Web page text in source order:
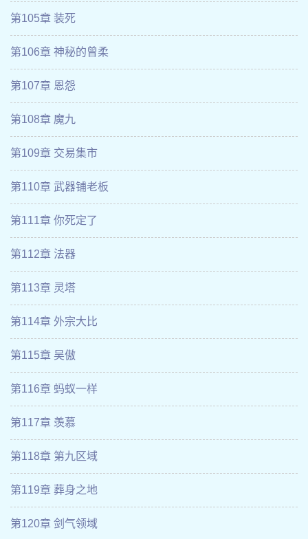
第105章 装死
第106章 神秘的曾柔
第107章 恩怨
第108章 魔九
第109章 交易集市
第110章 武器铺老板
第111章 你死定了
第112章 法器
第113章 灵塔
第114章 外宗大比
第115章 吴傲
第116章 蚂蚁一样
第117章 羡慕
第118章 第九区域
第119章 葬身之地
第120章 剑气领域